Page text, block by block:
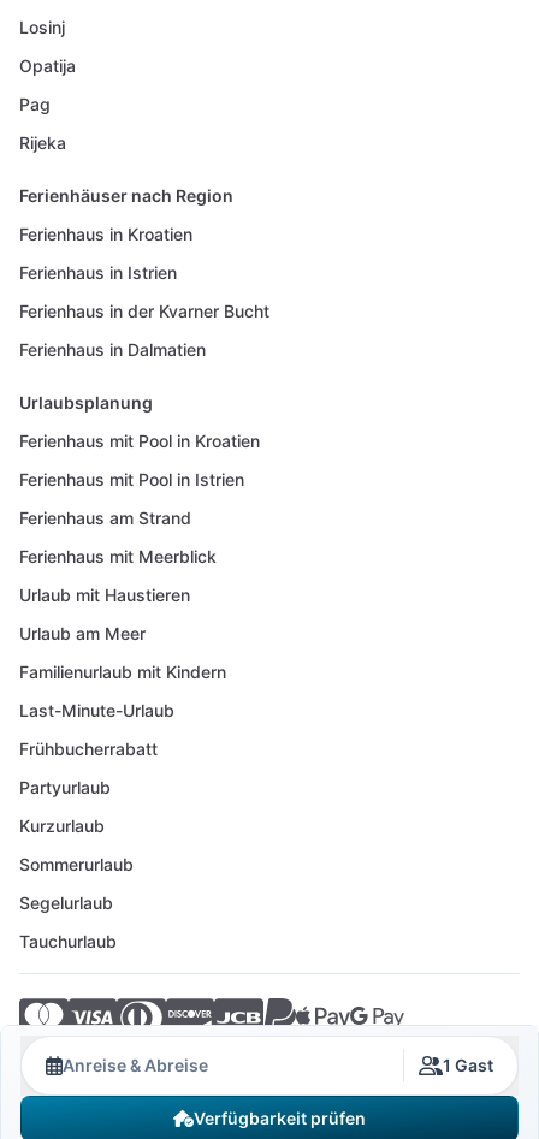
Anreise & Abreise 1 Gast
Verfügbarkeit prüfen
Losinj
Opatija
Pag
Rijeka
Ferienhäuser nach Region
Ferienhaus in Kroatien
Ferienhaus in Istrien
Ferienhaus in der Kvarner Bucht
Ferienhaus in Dalmatien
Urlaubsplanung
Ferienhaus mit Pool in Kroatien
Ferienhaus mit Pool in Istrien
Ferienhaus am Strand
Ferienhaus mit Meerblick
Urlaub mit Haustieren
Urlaub am Meer
Familienurlaub mit Kindern
Last-Minute-Urlaub
Frühbucherrabatt
Partyurlaub
Kurzurlaub
Sommerurlaub
Segelurlaub
Tauchurlaub
© 2026 Crovillas GmbH